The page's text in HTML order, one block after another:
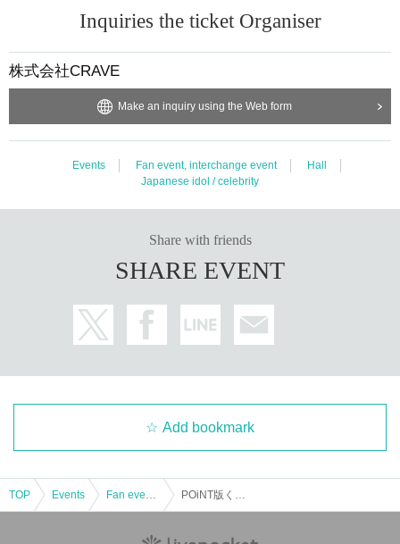
Inquiries the ticket Organiser
株式会社CRAVE
Make an inquiry using the Web form
Events Fan event, interchange event
Hall
Japanese idol / celebrity
Share with friends
SHARE EVENT
Add bookmark
TOP Events